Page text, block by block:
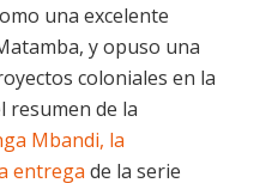
una excelente
y opuso una
coloniales en la
resumen de la
Mbandi, la
entrega de la serie